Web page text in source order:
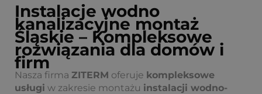
Instalacje wodno
kanalizacyjne montaż
Śląskie – Kompleksowe
rozwiązania dla domów i
firm
Nasza firma ZITERM oferuje kompleksowe
usługi w zakresie montażu instalacji wodno-